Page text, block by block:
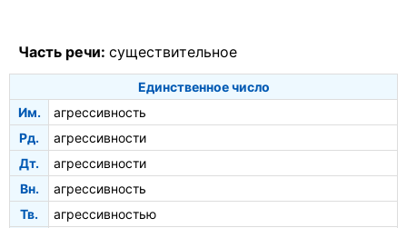
Часть речи: существительное
Единственное число
Им.
агрессивность
Рд.
агрессивности
Дт.
агрессивности
Вн.
агрессивность
Тв.
агрессивностью